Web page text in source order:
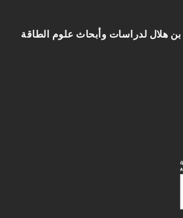
هلال لدراسات وأبحاث علوم الطاقة